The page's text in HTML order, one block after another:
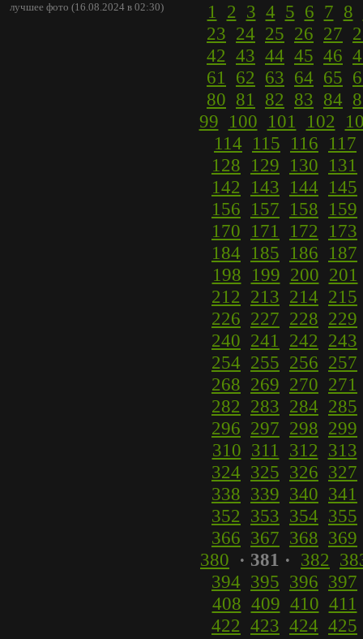
лучшее фото (16.08.2024 в 02:30) 1 2 3 4 5 6 7 8
23 24 25 26 27
42 43 44 45 46
61
62 63 64 65
80 81 82 83 84
99 100 101 102
114 115 116 117
128 129 130 131
142
143 144 145
156 157 158 159
170 171 172
173
184 185 186 187
198 199 200 201
212 213 214 215
226 227 228 229
240 241 242 243
254 255 256 257
268 269 270 271
282 283 284 285
296 297 298 299
310 311 312 313
324 325 326 327
338 339 340 341
352 353 354 355
366 367 368 369
380 · 381 · 382
394 395 396 397
408 409 410 411
422 423 424 425